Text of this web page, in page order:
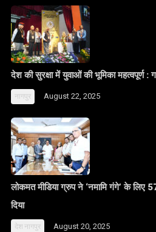
देश की सुरक्षा में युवाओं की भूमिका महत्वपूर्ण :
नागपुर August 22, 2025
लोकमत मीडिया ग्रुप ने ‘नमामि गंगे’ के लिए
दिया
देश नागपुर August 20, 2025